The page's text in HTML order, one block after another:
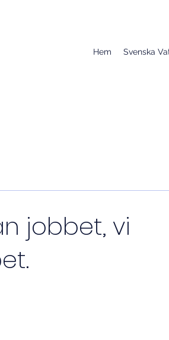
Hem Svenska
jobbet, vi